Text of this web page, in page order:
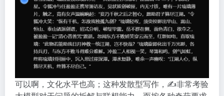
可以啊，文化水平也高；这种发散型写作，✍️非常考验